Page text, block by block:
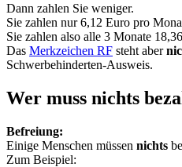
Dann zahlen Sie weniger.
Sie zahlen nur 6,12 Euro pro
Sie zahlen also alle 3 Monate
Das Merkzeichen RF steht aber
Schwerbehinderten-Ausweis.
Wer muss nichts
Befreiung:
Einige Menschen müssen nichts
Zum Beispiel: